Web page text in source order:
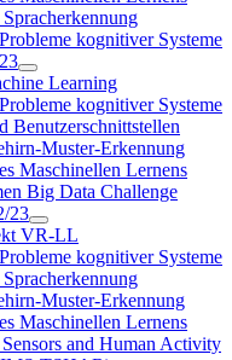
kognitiver Systeme
Learning
kognitiver Systeme
Benutzerschnittstellen
Muster-Erkennung
Maschinellen Lernens
Big Data Challenge
23
VR-LL
kognitiver Systeme
Muster-Erkennung
Maschinellen Lernens
and Human Activity